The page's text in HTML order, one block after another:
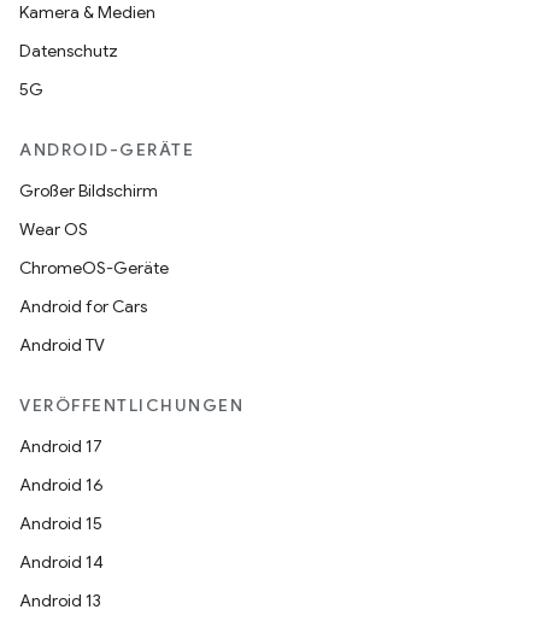
Kamera & Medien
Datenschutz
5G
ANDROID-GERÄTE
Großer Bildschirm
Wear OS
ChromeOS-Geräte
Android for Cars
Android TV
VERÖFFENTLICHUNGEN
Android 17
Android 16
Android 15
Android 14
Android 13